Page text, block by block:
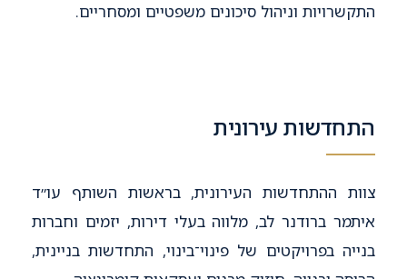
התקשרויות וניהול סיכונים משפטיים ומסחריים.
התחדשות עירונית
צוות ההתחדשות העירונית, בראשות השותף עו״ד
איתמר ברודנר לב, מלווה בעלי דירות, יזמים וחברות
בנייה בפרויקטים של פינוי־בינוי, התחדשות בניינית,